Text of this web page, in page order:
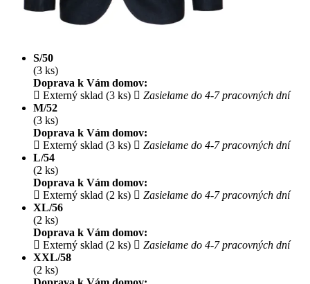
S/50
(3 ks)
Doprava k Vám domov:
Externý sklad (3 ks)
Zasielame do 4-7 pracovných dní
M/52
(3 ks)
Doprava k Vám domov:
Externý sklad (3 ks)
Zasielame do 4-7 pracovných dní
L/54
(2 ks)
Doprava k Vám domov:
Externý sklad (2 ks)
Zasielame do 4-7 pracovných dní
XL/56
(2 ks)
Doprava k Vám domov:
Externý sklad (2 ks)
Zasielame do 4-7 pracovných dní
XXL/58
(2 ks)